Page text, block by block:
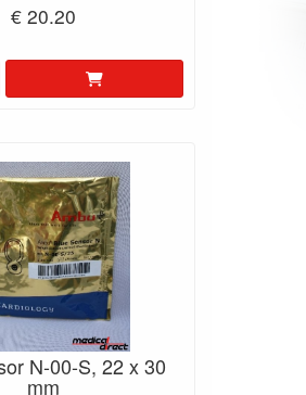
€ 20.20
N-00-S, 22 x 30
mm